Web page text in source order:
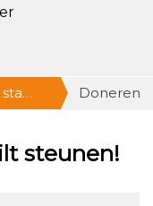
Doneren
steunen!